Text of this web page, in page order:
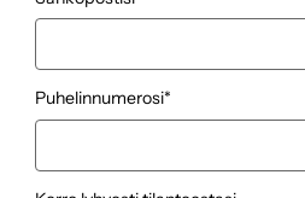
Puhelinnumerosi*